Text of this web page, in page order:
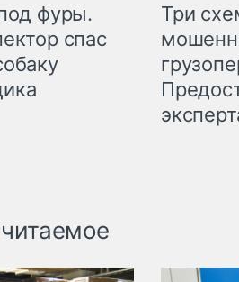
фуры.
спас
Три